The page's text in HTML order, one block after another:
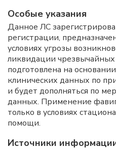
Особые указания
Данное ЛС
регистрации,
условиях угрозы
ликвидации
подготовлена на
клинических данных по
и будет дополняться по
данных. Применение
только в условиях
помощи.
Источники